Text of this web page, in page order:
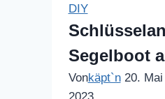
DIY
Segelboot
Vonkäpt`n 20.